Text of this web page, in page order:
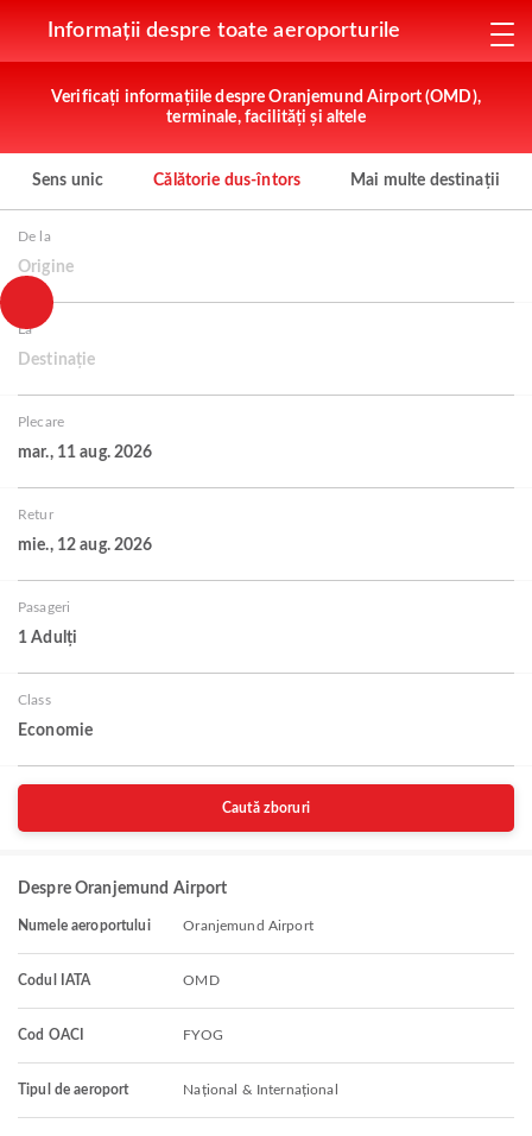
Informații despre toate aeroporturile
Verificați informațiile despre Oranjemund Airport (OMD),
terminale, facilități și altele
Sens unic Călătorie dus-întors Mai multe destinații
De la
Origine
La
Destinație
Plecare
mar., 11 aug. 2026
Retur
mie., 12 aug. 2026
Pasageri
1 Adulți
Class
Economie
Caută zboruri
Despre Oranjemund Airport
Numele aeroportului Oranjemund Airport
Codul IATA OMD
Cod OACI FYOG
Tipul de aeroport Național & Internațional